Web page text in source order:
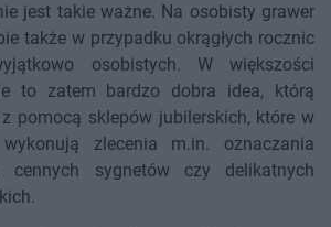
jest takie ważne. Na osobisty grawer
także w przypadku okrągłych rocznic
osobistych. W większości
to zatem bardzo dobra idea, którą
pomocą sklepów jubilerskich, które w
zlecenia m.in. oznaczania
cennych sygnetów czy delikatnych